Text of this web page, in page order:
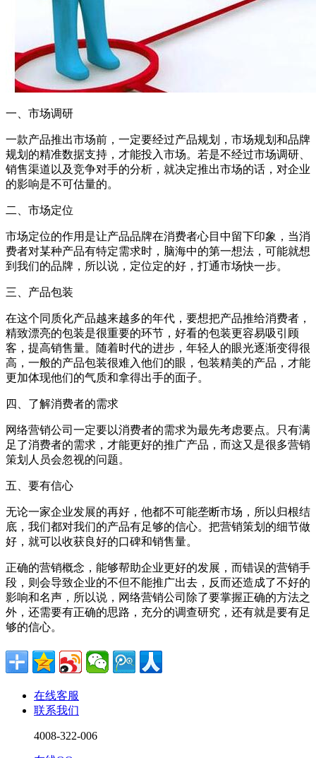
一、市场调研
一款产品推出市场前，一定要经过产品规划，市场规划和品牌
规划的精准数据支持，才能投入市场。若是不经过市场调研、
销售渠道以及竞争对手的分析，就决定推出市场的话，对企业
的影响是不可估量的。
二、市场定位
市场定位的作用是让产品品牌在消费者心目中留下印象，当消
费者对某种产品有特定需求时，脑海中的第一想法，可能就想
到我们的品牌，所以说，定位定的好，打通市场快一步。
三、产品包装
在这个同质化产品越来越多的年代，要想把产品推给消费者，
精致漂亮的包装是很重要的环节，好看的包装更容易吸引顾
客，提高销售量。随着时代的进步，年轻人的眼光逐渐变得很
高，一般的产品包装很难入他们的眼，包装精美的产品，才能
更加体现他们的气质和拿得出手的面子。
四、了解消费者的需求
网络营销公司一定要以消费者的需求为最先考虑要点。只有满
足了消费者的需求，才能更好的推广产品，而这又是很多营销
策划人员会忽视的问题。
五、要有信心
无论一家企业发展的再好，他都不可能垄断市场，所以归根结
底，我们都对我们的产品有足够的信心。把营销策划的细节做
好，就可以收获良好的口碑和销售量。
正确的营销概念，能够帮助企业更好的发展，而错误的营销手
段，则会导致企业的不但不能推广出去，反而还造成了不好的
影响和名声，所以说，网络营销公司除了要掌握正确的方法之
外，还需要有正确的思路，充分的调查研究，还有就是要有足
够的信心。
在线客服
联系我们
4008-322-006